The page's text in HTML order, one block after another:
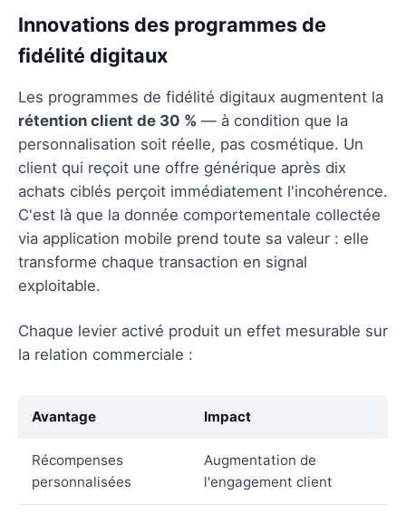
Innovations des programmes de
fidélité digitaux
Les programmes de fidélité digitaux augmentent la
rétention client de 30 % — à condition que la
personnalisation soit réelle, pas cosmétique. Un
client qui reçoit une offre générique après dix
achats ciblés perçoit immédiatement l'incohérence.
C'est là que la donnée comportementale collectée
via application mobile prend toute sa valeur : elle
transforme chaque transaction en signal
exploitable.
Chaque levier activé produit un effet mesurable sur
la relation commerciale :
Avantage Impact
Récompenses
personnalisées
Augmentation de
l'engagement client